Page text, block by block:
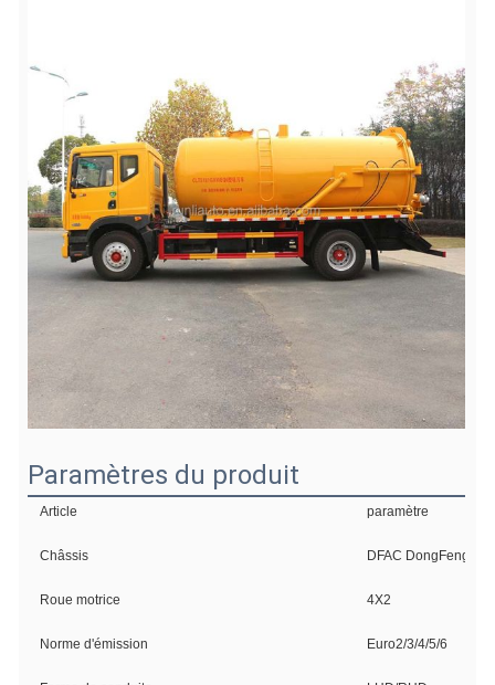
Paramètres du produit
Article paramètre
Châssis DFAC DongFeng
Roue motrice 4X2
Norme d'émission Euro2/3/4/5/6